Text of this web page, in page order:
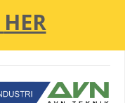
HER